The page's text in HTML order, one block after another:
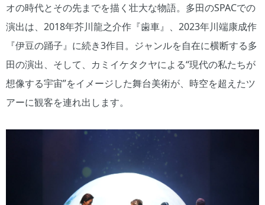
オの時代とその先までを描く壮大な物語。多田のSPACでの
演出は、2018年芥川龍之介作『歯車』、2023年川端康成作
『伊豆の踊子』に続き3作目。ジャンルを自在に横断する多
田の演出、そして、カミイケタクヤによる“現代の私たちが
想像する宇宙”をイメージした舞台美術が、時空を超えたツ
アーに観客を連れ出します。